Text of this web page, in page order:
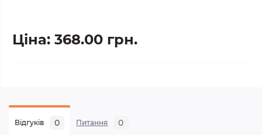
Ціна: 368.00 грн.
Відгуків 0 Питання 0